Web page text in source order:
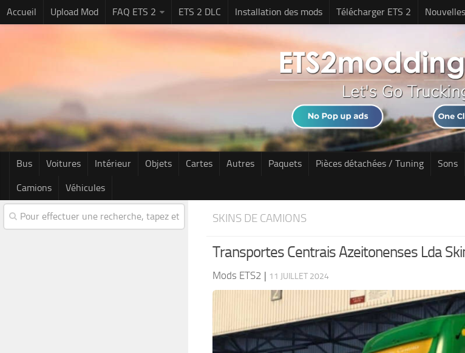
Accueil Upload Mod FAQ ETS 2 ETS 2 DLC Installation des mods Télécharger ETS 2
Bus Voitures Intérieur Objets Cartes Autres Paquets Pièces détachées / Tuning Sons
Camions Véhicules
SKINS DE CAMIONS
Transportes Centrais Azeitonenses Lda
Mods ETS2 | 11 JUILLET 2024